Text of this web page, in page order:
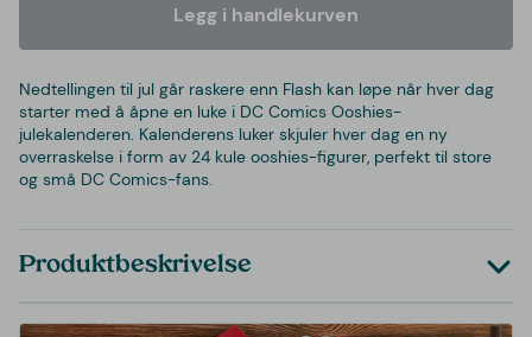
Legg i handlekurven
Nedtellingen til jul går raskere enn Flash kan løpe når hver dag
starter med å åpne en luke i DC Comics Ooshies-
julekalenderen. Kalenderens luker skjuler hver dag en ny
overraskelse i form av 24 kule ooshies-figurer, perfekt til store
og små DC Comics-fans.
Produktbeskrivelse